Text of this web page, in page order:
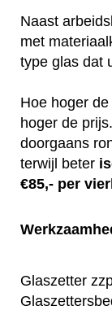
Naast
met
type glas dat
Hoe hoger
hoger de
doorgaans
terwijl beter
€85,- per
Glaszetter